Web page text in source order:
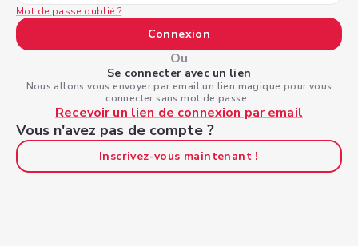
Mot de passe oublié ?
Connexion
Ou
Se connecter avec un lien
Nous allons vous envoyer par email un lien magique pour vous
connecter sans mot de passe :
Recevoir un lien de connexion par email
Vous n'avez pas de compte ?
Inscrivez-vous maintenant !